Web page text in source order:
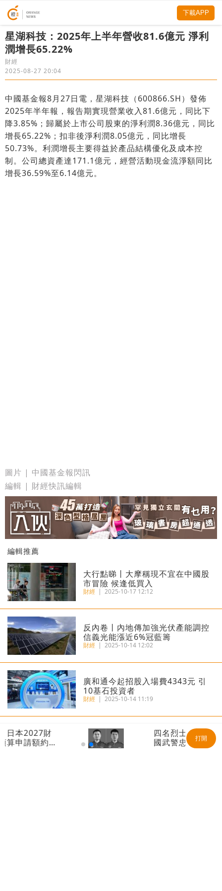
星湖科技：2025年上半年營收81.6億元 淨利
潤增長65.22%
財經
2025-08-27 20:04
中國基金報8月27日電，星湖科技（600866.SH）發佈
2025年半年報，報告期實現營業收入81.6億元，同比下
降3.85%；歸屬於上市公司股東的淨利潤8.36億元，同比
增長65.22%；扣非後淨利潤8.05億元，同比增長
50.73%。利潤增長主要得益於產品結構優化及成本控
制。公司總資產達171.1億元，經營活動現金流淨額同比
增長36.59%至6.14億元。
圖片 | 中國基金報閃訊
編輯 | 財經快訊編輯
編輯推薦
大行點睇丨大摩稱現不宜在中國股
市冒險 候逢低買入
財經 | 2025-10-17 12:12
反內卷丨內地傳加強光伏產能調控
信義光能漲近6%冠藍籌
財經 | 2025-10-14 12:02
廣和通今起招股入場費4343元 引
10基石投資者
財經 | 2025-10-14 11:19
港匯再觸7.85弱方保證 金管局200
億接港元沽盤
下載APP
財
約8.
四名烈士被追授為「中
國武警忠誠衛士」 包
括兩名海上維權行動時
打開